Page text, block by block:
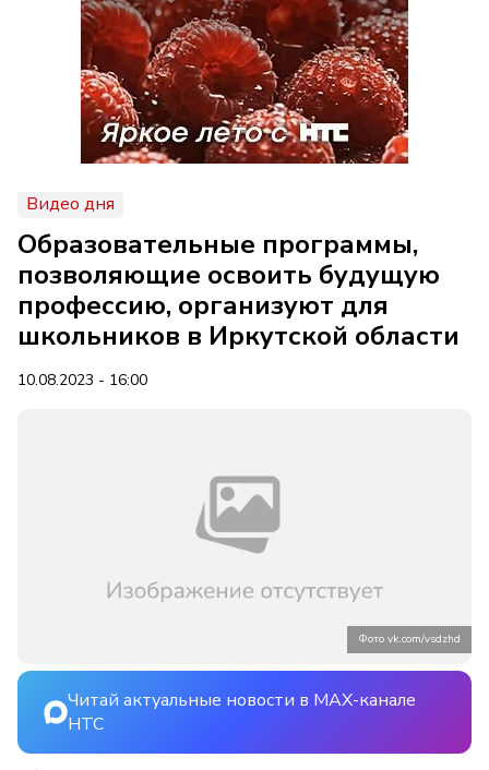
Видео дня
Образовательные программы,
позволяющие освоить будущую
профессию, организуют для
школьников в Иркутской области
10.08.2023 - 16:00
Фото vk.com/vsdzhd
Читай актуальные новости в MAX-канале
НТС